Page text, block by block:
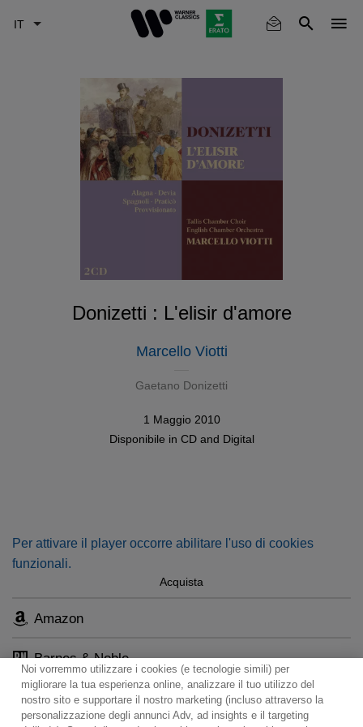
Donizetti : L'elisir d'amore
Marcello Viotti
Gaetano Donizetti
1 Maggio 2010
Disponibile in CDand Digital
Per attivare il player occorre abilitare l'uso di cookies
funzionali.
Acquista
Amazon
Barnes & Noble
Noi vorremmo utilizzare i cookies (e tecnologie simili) per
migliorare la tua esperienza online, analizzare il tuo utilizzo del
nostro sito e supportare il nostro marketing (incluso attraverso la
personalizzazione degli annunci Adv, ad insights e il targeting